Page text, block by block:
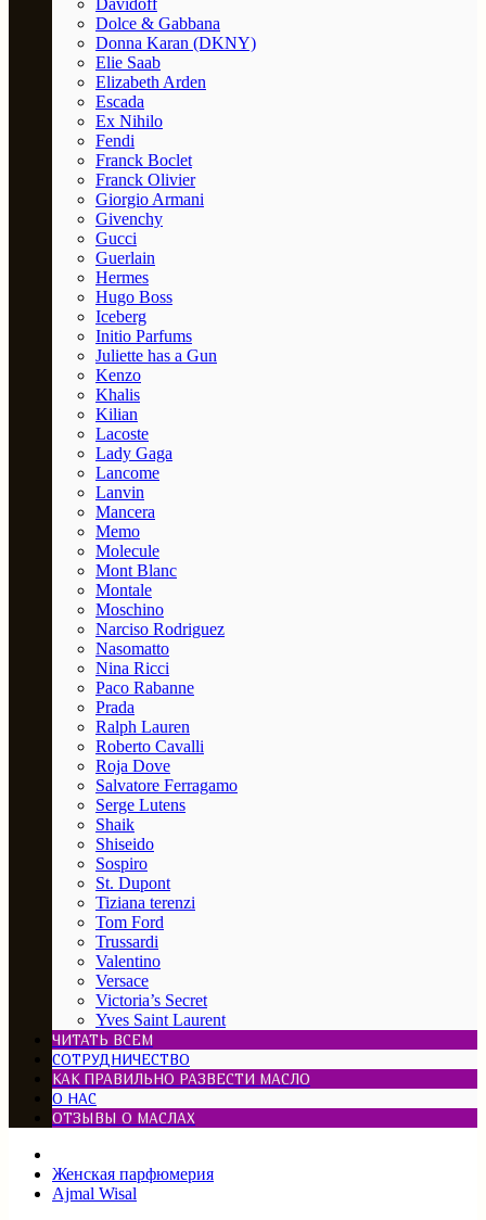
Davidoff
Dolce & Gabbana
Donna Karan (DKNY)
Elie Saab
Elizabeth Arden
Escada
Ex Nihilo
Fendi
Franck Boclet
Franck Olivier
Giorgio Armani
Givenchy
Gucci
Guerlain
Hermes
Hugo Boss
Iceberg
Initio Parfums
Juliette has a Gun
Kenzo
Khalis
Kilian
Lacoste
Lady Gaga
Lancome
Lanvin
Mancera
Memo
Molecule
Mont Blanc
Montale
Moschino
Narciso Rodriguez
Nasomatto
Nina Ricci
Paco Rabanne
Prada
Ralph Lauren
Roberto Cavalli
Roja Dove
Salvatore Ferragamo
Serge Lutens
Shaik
Shiseido
Sospiro
St. Dupont
Tiziana terenzi
Tom Ford
Trussardi
Valentino
Versace
Victoria’s Secret
Yves Saint Laurent
ЧИТАТЬ ВСЕМ
СОТРУДНИЧЕСТВО
КАК ПРАВИЛЬНО РАЗВЕСТИ МАСЛО
О НАС
ОТЗЫВЫ О МАСЛАХ
Женская парфюмерия
Ajmal Wisal